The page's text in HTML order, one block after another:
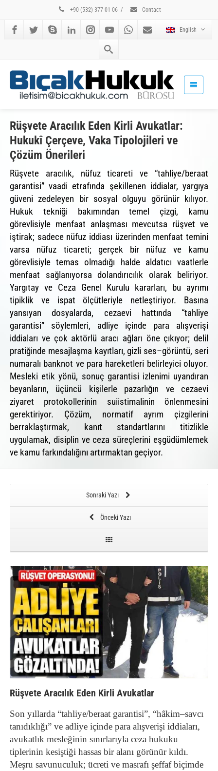
+90 (532) 377 01 06 / Contact
English
Rüşvete Aracılık Eden Kirli Avukatlar:
Hukukî Çerçeve, Vaka Tipolojileri ve
Çözüm Önerileri
Rüşvete aracılık, nüfuz ticareti ve “tahliye/beraat
garantisi” vaadi etrafında şekillenen iddialar, yargıya
güveni zedeleyen bir sosyal olguyu görünür kılıyor.
Hukuk tekniği bakımından temel çizgi, kamu
görevlisiyle menfaat anlaşması mevcutsa rüşvet ve
iştirak; sadece nüfuz iddiası üzerinden menfaat temini
varsa nüfuz ticareti; gerçek bir nüfuz ve kamu
görevlisiyle temas olmadığı halde aldatıcı vaatlerle
menfaat sağlanıyorsa dolandırıcılık olarak beliriyor.
Yargıtay ve Ceza Genel Kurulu kararları, bu ayrımı
tipiklik ve ispat ölçütleriyle netleştiriyor. Basına
yansıyan dosyalarda, cezaevi hattında “tahliye
garantisi” söylemleri, adliye içinde para alışverişi
iddiaları ve çok aktörlü aracı ağları öne çıkıyor; delil
pratiğinde mesajlaşma kayıtları, gizli ses–görüntü, seri
numaralı banknot ve para hareketleri belirleyici oluyor.
Mesleki etik yönü, sonuç garantisi izlenimi uyandıran
beyanların, üçüncü kişilerle pazarlığın ve cezaevi
ziyaret protokollerinin suiistimalinin önlenmesini
gerektiriyor. Çözüm, normatif ayrım çizgilerini
berraklaştırmak, kanıt standartlarını titizlikle
uygulamak, disiplin ve ceza süreçlerini eşgüdümlemek
ve kamu farkındalığını artırmaktan geçiyor.
Sonraki Yazı
Önceki Yazı
Rüşvete Aracılık Eden Kirli Avukatlar
Son yıllarda “tahliye/beraat garantisi”, “hâkim–savcı
tanıdıklığı” ve adliye içinde para alışverişi iddiaları,
avukatlık mesleğinin sınırlarıyla ceza hukuku
tiplerinin kesiştiği hassas bir alanı görünür kıldı.
Meşru savunuculuk; ücreti ve masrafı şeffaf biçimde